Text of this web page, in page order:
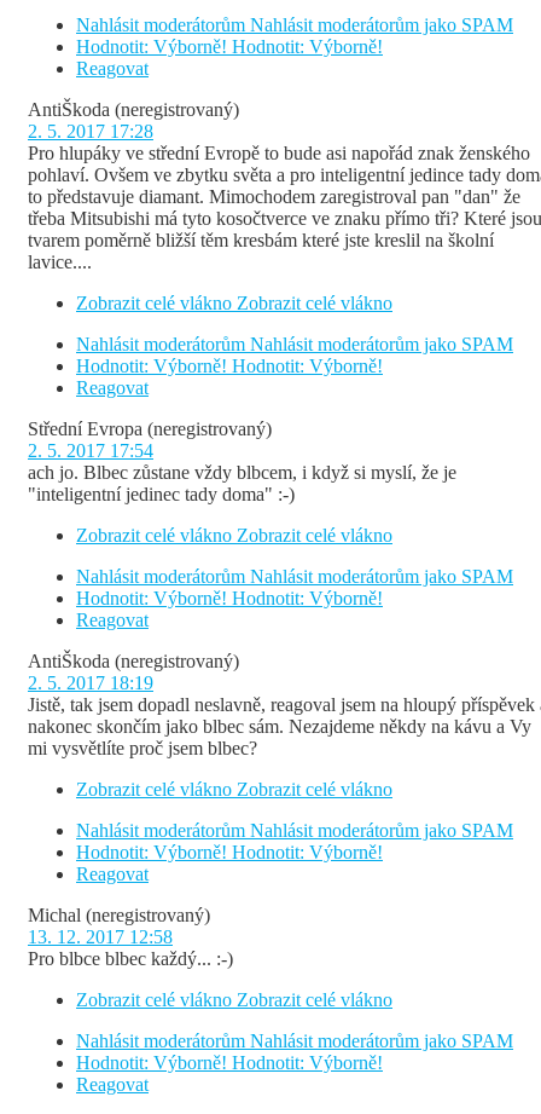
Nahlásit moderátorům Nahlásit moderátorům jako SPAM
Hodnotit: Výborně! Hodnotit: Výborně!
Reagovat
AntiŠkoda (neregistrovaný)
2. 5. 2017 17:28
Pro hlupáky ve střední Evropě to bude asi napořád znak ženského
pohlaví. Ovšem ve zbytku světa a pro inteligentní jedince tady
to představuje diamant. Mimochodem zaregistroval pan "dan" že
třeba Mitsubishi má tyto kosočtverce ve znaku přímo tři? Které jsou
tvarem poměrně bližší těm kresbám které jste kreslil na školní
lavice....
Zobrazit celé vlákno Zobrazit celé vlákno
Nahlásit moderátorům Nahlásit moderátorům jako SPAM
Hodnotit: Výborně! Hodnotit: Výborně!
Reagovat
Střední Evropa (neregistrovaný)
2. 5. 2017 17:54
ach jo. Blbec zůstane vždy blbcem, i když si myslí, že je
"inteligentní jedinec tady doma" :-)
Zobrazit celé vlákno Zobrazit celé vlákno
Nahlásit moderátorům Nahlásit moderátorům jako SPAM
Hodnotit: Výborně! Hodnotit: Výborně!
Reagovat
AntiŠkoda (neregistrovaný)
2. 5. 2017 18:19
Jistě, tak jsem dopadl neslavně, reagoval jsem na hloupý příspěvek
nakonec skončím jako blbec sám. Nezajdeme někdy na kávu a Vy
mi vysvětlíte proč jsem blbec?
Zobrazit celé vlákno Zobrazit celé vlákno
Nahlásit moderátorům Nahlásit moderátorům jako SPAM
Hodnotit: Výborně! Hodnotit: Výborně!
Reagovat
Michal (neregistrovaný)
13. 12. 2017 12:58
Pro blbce blbec každý... :-)
Zobrazit celé vlákno Zobrazit celé vlákno
Nahlásit moderátorům Nahlásit moderátorům jako SPAM
Hodnotit: Výborně! Hodnotit: Výborně!
Reagovat